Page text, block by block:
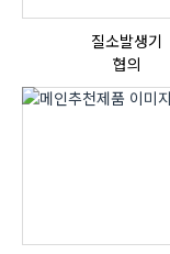
질소발생기
협의